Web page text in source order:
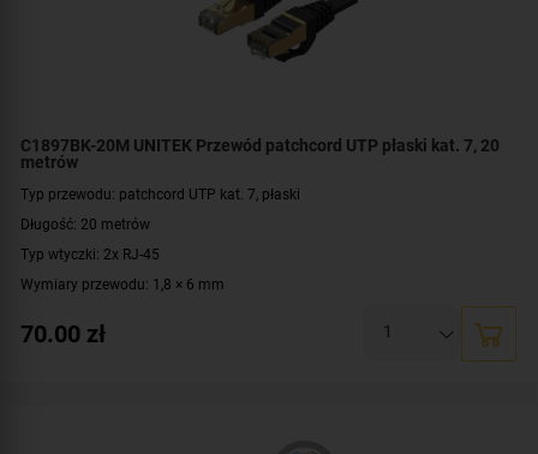
C1897BK-20M UNITEK Przewód patchcord UTP płaski kat. 7, 20
metrów
Typ przewodu: patchcord UTP kat. 7, płaski
Długość: 20 metrów
Typ wtyczki: 2x RJ-45
Wymiary przewodu: 1,8 × 6 mm
Prędkość: 10/100/1000 Mbit
70.00 zł